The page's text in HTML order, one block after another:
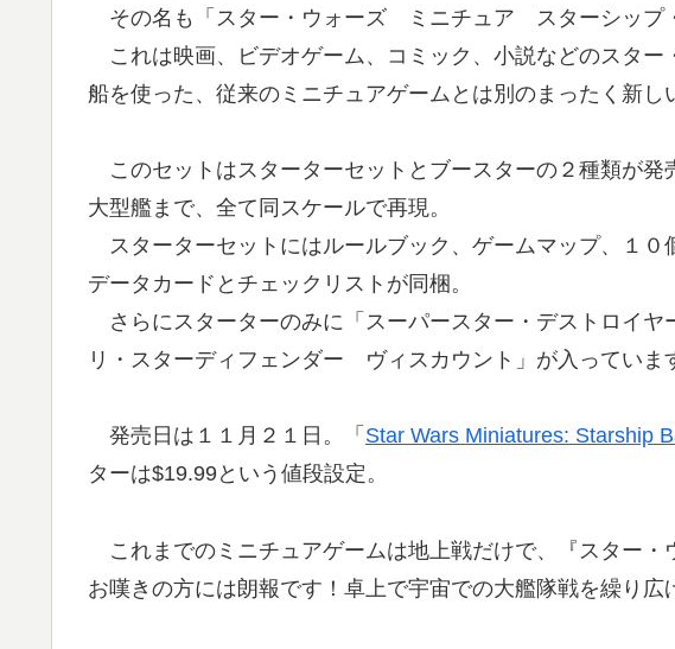
その名も「スター・ウォーズ ミニチュア スターシップ
これは映画、ビデオゲーム、コミック、小説などのスター
船を使った、従来のミニチュアゲームとは別のまったく新し
このセットはスターターセットとブースターの２種類が発
大型艦まで、全て同スケールで再現。
スターターセットにはルールブック、ゲームマップ、１０
データカードとチェックリストが同梱。
さらにスターターのみに「スーパースター・デストロイ
リ・スターディフェンダー ヴィスカウント」が入っていま
発売日は１１月２１日。「 Star Wars Miniatures: Starship
ターは$19.99という値段設定。
これまでのミニチュアゲームは地上戦だけで、『スター・
お嘆きの方には朗報です！卓上で宇宙での大艦隊戦を繰り広